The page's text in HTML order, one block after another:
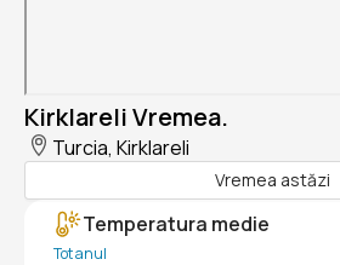
Kirklareli Vremea.
Turcia, Kirklareli
Vremea astăzi
Temperatura medie
Tot anul